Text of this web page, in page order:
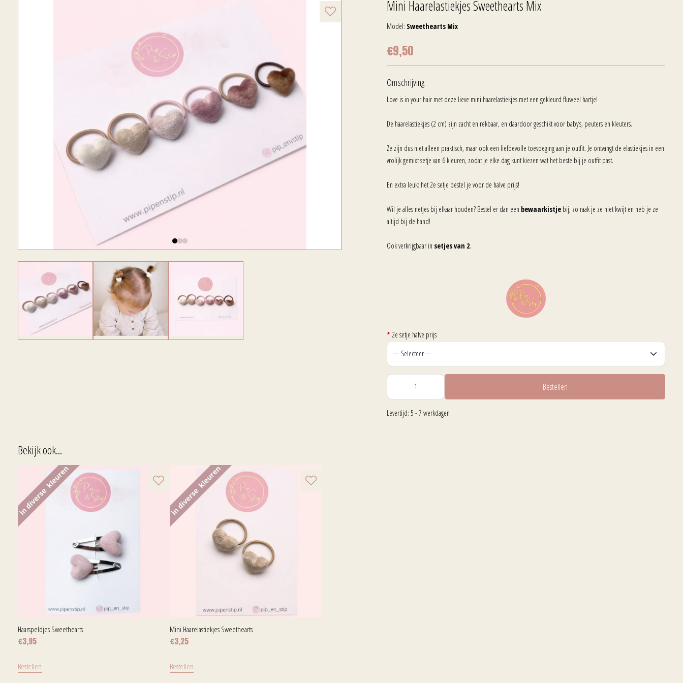
Mini Haarelastiekjes Sweethearts Mix
Model: Sweethearts Mix
€9,50
Omschrijving
Love is in your hair met deze lieve mini haarelastiekjes met een gekleurd fluweel hartje!
De haarelastiekjes (2 cm) zijn zacht en rekbaar, en daardoor geschikt voor baby’s, peuters en kleuters.
Ze zijn dus niet alleen praktisch, maar ook een liefdevolle toevoeging aan je outfit. Je ontvangt de elastiekjes in een
vrolijk gemixt setje van 6 kleuren, zodat je elke dag kunt kiezen wat het beste bij je outfit past.
En extra leuk: het 2e setje bestel je voor de halve prijs!
Wil je alles netjes bij elkaar houden? Bestel er dan een bewaarkistje bij, zo raak je ze niet kwijt en heb je ze
altijd bij de hand!
Ook verkrijgbaar in setjes van 2.
* 2e setje halve prijs
Bestellen
Levertijd: 5 - 7 werkdagen
Bekijk ook...
Haarspeldjes Sweethearts
€3,95
Bestellen
Mini Haarelastiekjes Sweethearts
€3,25
Bestellen